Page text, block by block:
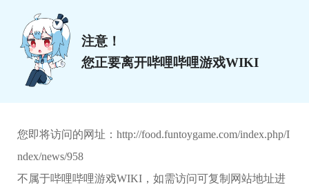
注意！
您正要离开哔哩哔哩游戏WIKI
您即将访问的网址： http://food.funtoygame.com/index.php/I
ndex/news/958
不属于哔哩哔哩游戏WIKI，如需访问可复制网站地址进